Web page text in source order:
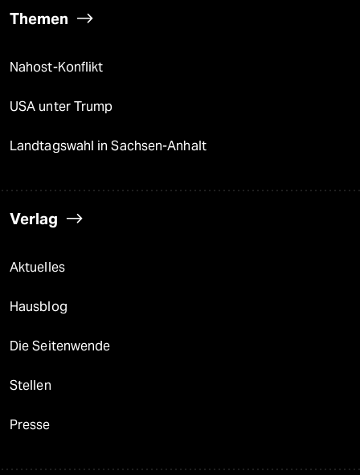
Themen
Nahost-Konflikt
USA unter Trump
Landtagswahl in Sachsen-Anhalt
Verlag
Aktuelles
Hausblog
Die Seitenwende
Stellen
Presse